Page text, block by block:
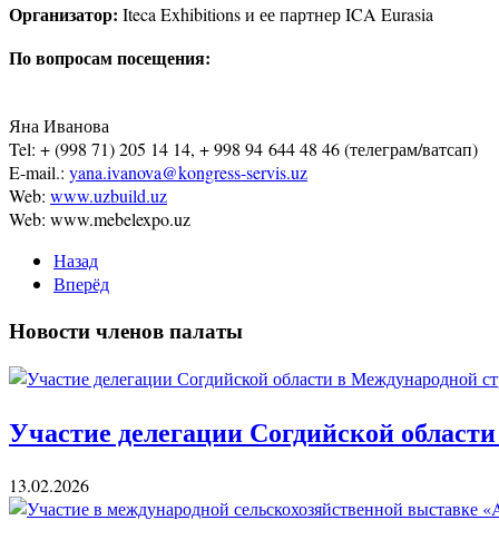
Организатор: Iteca Exhibitions и ее партнер ICA Eurasia
По вопросам посещения:
Яна Иванова
Tel: + (998 71) 205 14 14, + 998 94 644 48 46 (телеграм/ватсап)
E-mail.: yana.ivanova@kongress-servis.uz
Web: www.uzbuild.uz
Web: www.mebelexpo.uz
Назад
Вперёд
Новости членов палаты
Участие делегации Согдийской
13.02.2026